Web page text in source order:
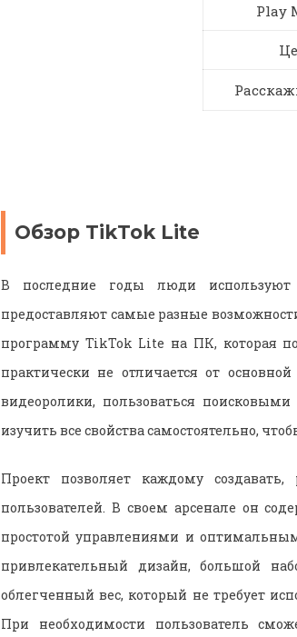
Play
Обзор TikTok Lite
В последние годы люди используют
предоставляют самые разные
программу TikTok Lite на ПК, которая
практически не отличается от
видеоролики, пользоваться
изучить все свойства самостоятельно,
Проект позволяет каждому
пользователей. В своем арсенале он
простотой управлениями и
привлекательный дизайн, большой
облегченный вес, который не требует
При необходимости пользователь